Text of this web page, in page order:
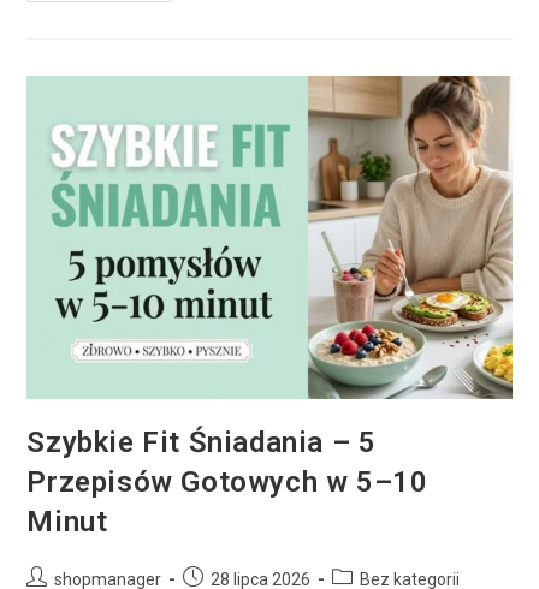
Szybkie Fit Śniadania – 5
Przepisów Gotowych w 5–10
Minut
shopmanager 28 lipca 2026 Bez kategorii